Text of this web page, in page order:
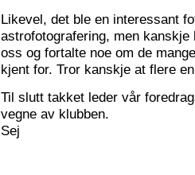
Likevel, det ble en interessant
astrofotografering, men
oss og fortalte noe om de
kjent for. Tror kanskje at flere
Til slutt takket leder vår
vegne av klubben.
Sej